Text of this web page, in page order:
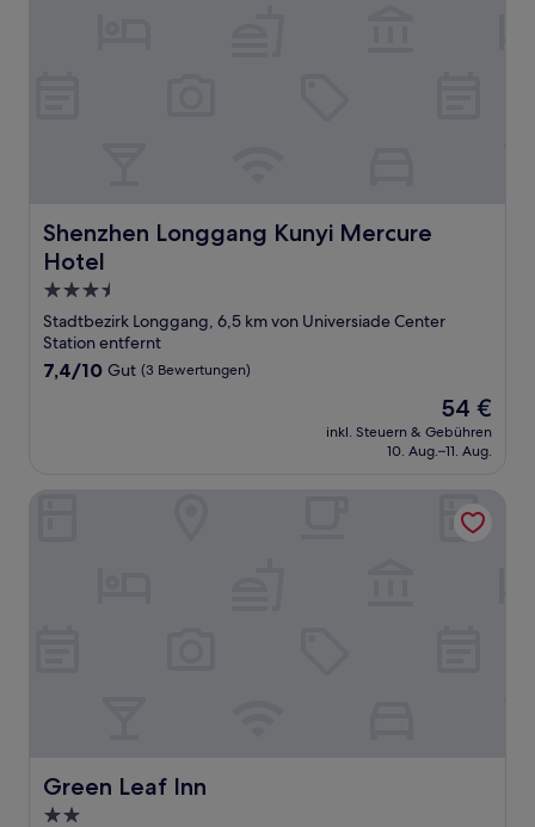
Shenzhen Longgang Kunyi Mercure
Hotel
Shenzhen Longgang Kunyi Mercure Hotel
3.5-
Sterne-
Unterkunft
Stadtbezirk Longgang, 6,5 km von Universiade Center
Station entfernt
7.4
7,4/10 Gut (3 Bewertungen)
Der
Preis
beträgt
54 €
inkl. Steuern & Gebühren
10. Aug.–11. Aug.
Green Leaf Inn
Green Leaf Inn
2.0-